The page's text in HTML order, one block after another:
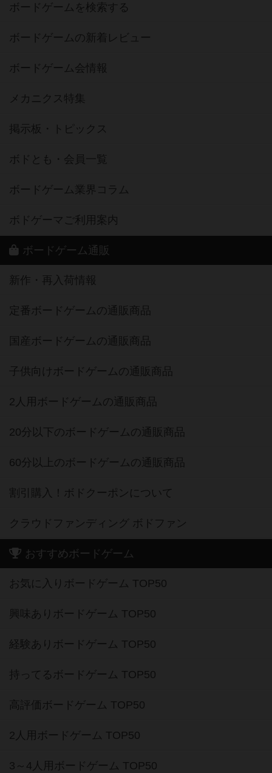
ボードゲームを検索する
ボードゲームの新着レビュー
ボードゲーム会情報
メカニクス特集
掲示板・トピックス
ボドとも・会員一覧
ボードゲーム業界コラム
ボドゲーマご利用案内
ボードゲーム通販
新作・再入荷情報
定番ボードゲームの通販商品
国産ボードゲームの通販商品
子供向けボードゲームの通販商品
2人用ボードゲームの通販商品
20分以下のボードゲームの通販商品
60分以上のボードゲームの通販商品
割引購入！ボドクーポンについて
クラウドファンディング ボドファン
おすすめボードゲーム
お気に入りボードゲーム TOP50
興味ありボードゲーム TOP50
経験ありボードゲーム TOP50
持ってるボードゲーム TOP50
高評価ボードゲーム TOP50
2人用ボードゲーム TOP50
3～4人用ボードゲーム TOP50